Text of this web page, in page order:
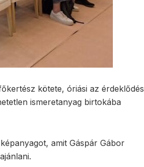
kötete, óriási az érdeklődés
ismeretanyag birtokába
amit Gáspár Gábor